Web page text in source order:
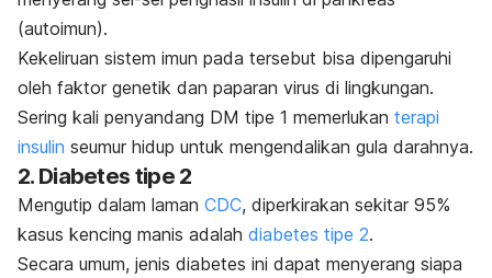
(autoimun).
Kekeliruan sistem imun pada tersebut bisa dipengaruhi
oleh faktor genetik dan paparan virus di lingkungan.
Sering kali penyandang DM tipe 1 memerlukan terapi
insulin seumur hidup untuk mengendalikan gula darahnya.
2. Diabetes tipe 2
Mengutip dalam laman CDC, diperkirakan sekitar 95%
kasus kencing manis adalah diabetes tipe 2.
Secara umum, jenis diabetes ini dapat menyerang siapa